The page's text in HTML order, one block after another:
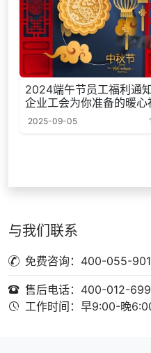
2024端午节员工福利通知
企业工会为你准备的暖心
2025-09-05
与我们联系
免费咨询：400-055-
售后电话：400-012-
工作时间：早9:00-晚